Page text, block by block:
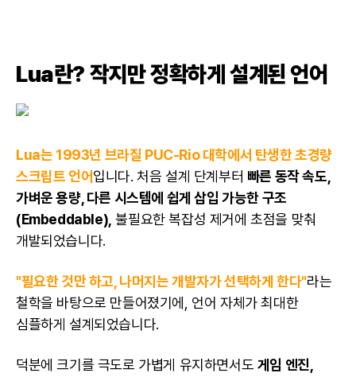
Lua란? 작지만 정확하게 설계된 언어
Lua는 1993년 브라질 PUC-Rio 대학에서 탄생한 초경량
스크립트 언어입니다. 처음 설계 단계부터 빠른 동작 속도,
가벼운 용량, 다른 시스템에 쉽게 삽입 가능한 구조
(Embeddable), 불필요한 복잡성 제거에 초점을 맞춰
개발되었습니다.
"필요한 것만 하고, 나머지는 개발자가 선택하게 한다"라는
철학을 바탕으로 만들어졌기에, 언어 자체가 최대한
심플하게 설계되었습니다.
덕분에 크기를 극도로 가볍게 유지하면서도 게임 엔진,